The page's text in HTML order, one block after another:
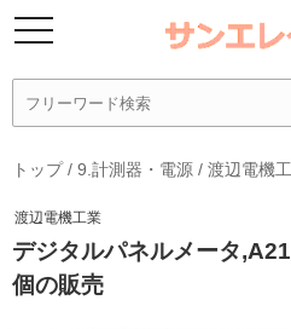
トップ/ 9.計測器・電源 / 渡辺電機
渡辺電機工業
デジタルパネルメータ
個の販売